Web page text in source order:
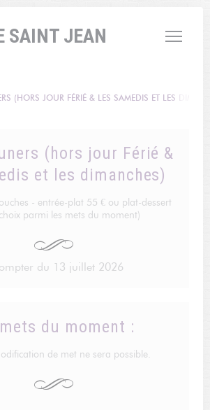
SAINT JEAN
(hors jour Férié &
et les dimanches)
- entrée-plat 55 € ou plat-dessert
parmi les mets du moment)
du 13 juillet 2026
du moment :
de met ne sera possible.
(HORS JOUR FÉRIÉ & LES SAMEDIS ET LES